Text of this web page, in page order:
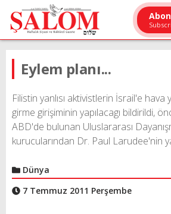
Eylem planı...
Filistin yanlısı aktivistlerin İsrail'e
girme girişiminin yapılacagı bildirildi,
ABD'de bulunan Uluslararası
kurucularından Dr. Paul Larudee'nin
Dünya
7 Temmuz 2011 Perşembe